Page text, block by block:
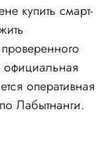
купить смарт-
официальная
оперативная
Лабытнанги.